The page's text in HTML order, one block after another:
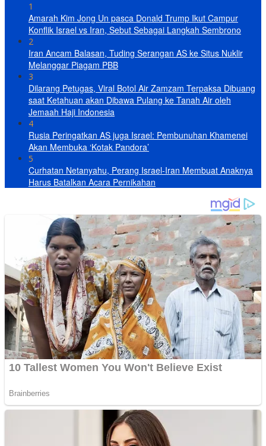
1
Amarah Kim Jong Un pasca Donald Trump Ikut Campur
Konflik Israel vs Iran, Sebut Sebagai Langkah Sembrono
2
Iran Ancam Balasan, Tuding Serangan AS ke Situs Nuklir
Melanggar Piagam PBB
3
Dilarang Petugas, Viral Botol Air Zamzam Terpaksa Dibuang
saat Ketahuan akan Dibawa Pulang ke Tanah Air oleh
Jemaah Haji Indonesia
4
Rusia Peringatkan AS juga Israel: Pembunuhan Khamenei
Akan Membuka ‘Kotak Pandora’
5
Curhatan Netanyahu, Perang Israel-Iran Membuat Anaknya
Harus Batalkan Acara Pernikahan